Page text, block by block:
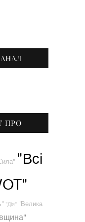
ПРО
"Всі
"Дія" "Велика